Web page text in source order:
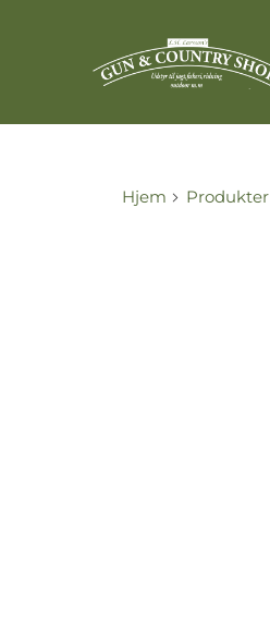
Hjem Produkter